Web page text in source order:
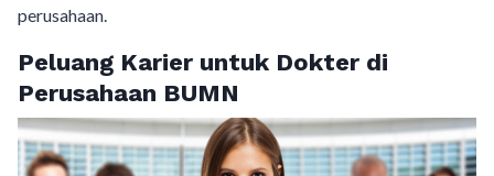
perusahaan.
Peluang Karier untuk Dokter di
Perusahaan BUMN